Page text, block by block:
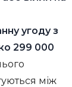
угоду з
299 000
між